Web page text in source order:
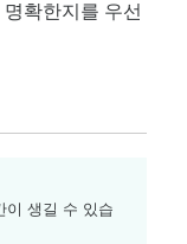
확한지를 우선
이 생길 수 있습